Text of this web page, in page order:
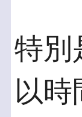
特別
以時